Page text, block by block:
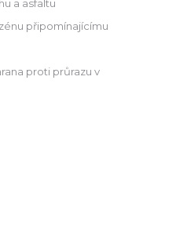
a asfaltu
připomínajícímu
proti průrazu v